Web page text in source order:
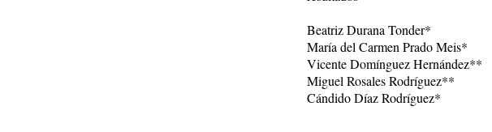
Beatriz Durana Tonder*
María del Carmen Prado Meis*
Vicente Domínguez Hernández**
Miguel Rosales Rodríguez**
Cándido Díaz Rodríguez*